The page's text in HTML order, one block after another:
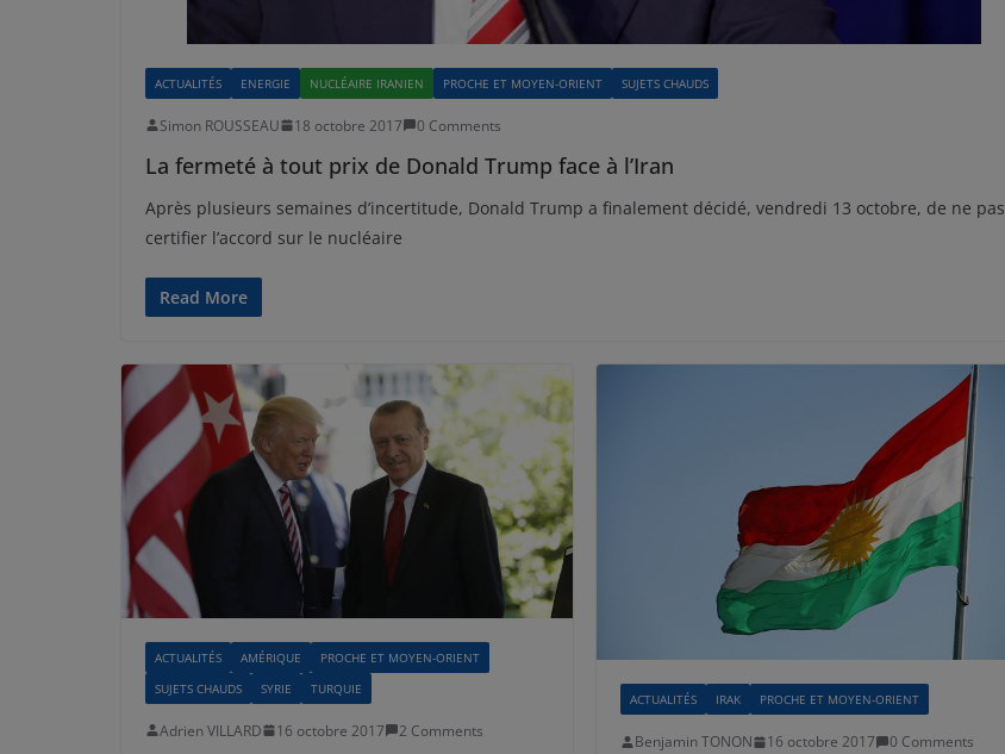
ACTUALITÉS ENERGIE NUCLÉAIRE IRANIEN PROCHE ET MOYEN-ORIENT SUJETS CHAUDS
Simon ROUSSEAU 18 octobre 2017 0 Comments
La fermeté à tout prix de Donald Trump face à l’Iran
Après plusieurs semaines d’incertitude, Donald Trump a finalement décidé, vendredi 13 octobre, de ne pas
certifier l’accord sur le nucléaire
Read More
ACTUALITÉS AMÉRIQUE
PROCHE ET MOYEN-ORIENT
SUJETS CHAUDS
SYRIE TURQUIE
Adrien VILLARD 16 octobre 2017 2 Comments
ACTUALITÉS IRAK PROCHE ET MOYEN-ORIENT
Benjamin TONON 16 octobre 2017 0 Comments